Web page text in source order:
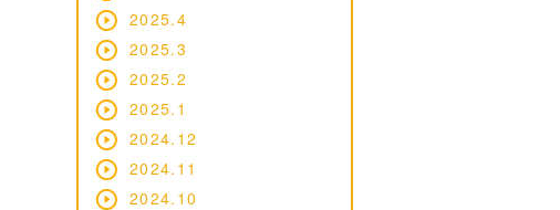
2025.4
2025.3
2025.2
2025.1
2024.12
2024.11
2024.10